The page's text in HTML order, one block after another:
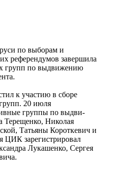
по выборам и
референдумов завер­шила
групп по выдви­жению
к участию в сборе
20 июля
группы по выдви­
Терещенко, Николая
Татьяны Корот­кевич и
ЦИК зареги­стрировал
Лука­шенко, Сергея